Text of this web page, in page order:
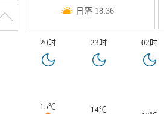
日落 18:36
20时 23时 02时
15℃ 14℃